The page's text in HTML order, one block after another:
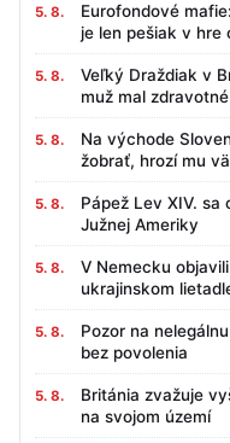
5. 8.
Eurofondové
je len pešiak v hre
5. 8.
Veľký Draždiak v
muž mal
5. 8.
Na východe
žobrať, hrozí mu
5. 8.
Pápež Lev XIV.
Južnej Ameriky
5. 8.
V Nemecku
ukrajinskom
5. 8.
Pozor na
bez povolenia
5. 8.
Británia zvažuje
na svojom území